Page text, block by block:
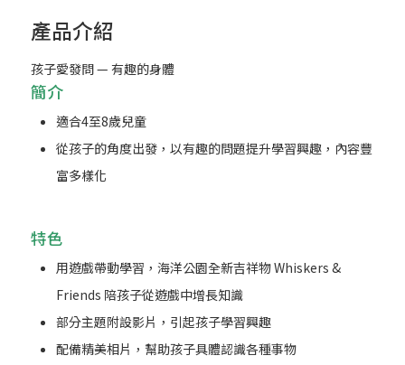
產品介紹
孩子愛發問 — 有趣的身體
簡介
適合4至8歲兒童
從孩子的角度出發，以有趣的問題提升學習興趣，內容豐
富多樣化
特色
用遊戲帶動學習，海洋公園全新吉祥物 Whiskers &
Friends 陪孩子從遊戲中增長知識
部分主題附設影片，引起孩子學習興趣
配備精美相片，幫助孩子具體認識各種事物